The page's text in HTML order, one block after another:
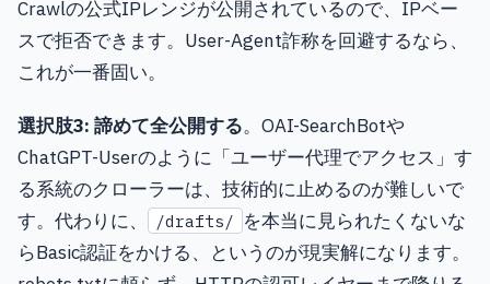
Crawlの公式IPレンジが公開されているので、IPベー
スで拒否できます。User-Agent詐称を回避するなら、
これが一番固い。
選択肢3: 諦めて全公開する。OAI-SearchBotや
ChatGPT-Userのように「ユーザー代理でアクセス」す
る系統のクローラーは、技術的に止めるのが難しいで
す。代わりに、
/drafts/ を本当に見られたくないな
らBasic認証をかける、というのが現実解になります。